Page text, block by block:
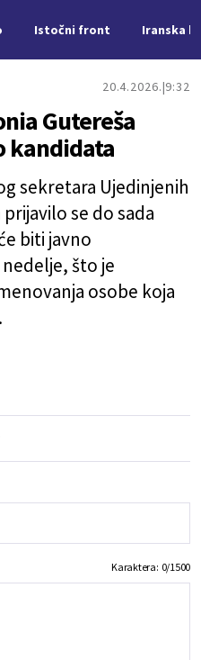
Istočni front Iranska
20.4.2026. 9:32
Gutereša
kandidata
sekretara Ujedinjenih
se do sada
biti javno
što je
osobe koja
Karaktera: 0/1500